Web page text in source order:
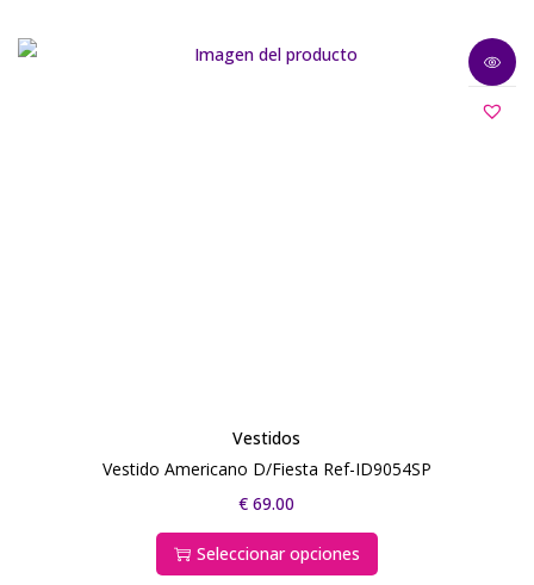
Vestidos
Vestido Americano D/Fiesta Ref-ID9054SP
€ 69.00
Seleccionar opciones